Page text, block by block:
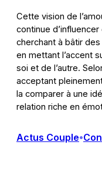
Cette vision de
continue
cherchant à bâtir
en mettant l’accent
soi et de l’autre.
acceptant
la comparer à une
relation riche en
Actus Couple•